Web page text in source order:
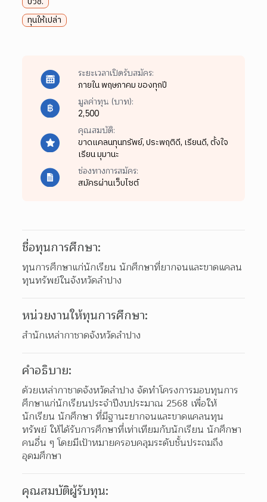
ทุนให้เปล่า
ระยะเวลาเปิดรับสมัคร:
ภายใน พฤษภาคม ของทุกปี
มูลค่าทุน (บาท):
2,500
คุณสมบัติ:
ขาดแคลนทุนทรัพย์,ประพฤติดี, เรียนดี,ตั้งใจ
เรียน มุมานะ
ช่องทางการสมัคร:
สมัครผ่านเว็บไซต์
ชื่อทุนการศึกษา:
ทุนการศึกษาแก่นักเรียน นักศึกษาที่ยากจนและขาดแคลน
ทุนทรัพย์ในจังหวัดลำปาง
หน่วยงานให้ทุนการศึกษา:
สำนักเหล่ากาชาดจังหวัดลำปาง
คำอธิบาย:
ด้วยเหล่ากาชาดจังหวัดลำปาง จัดทำโครงการมอบทุนการ
ศึกษาแก่นักเรียนประจำปีงบประมาณ 2568 เพื่อให้
นักเรียน นักศึกษา ที่มีฐานะยากจนและขาดแคลนทุน
ทรัพย์ ให้ได้รับการศึกษาที่เท่าเทียมกับนักเรียน นักศึกษา
คนอื่น ๆ โดยมีเป้าหมายครอบคลุมระดับชั้นประถมถึง
อุดมศึกษา
คุณสมบัติผู้รับทุน: